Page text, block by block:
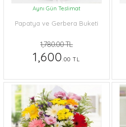
Aynı Gün Teslimat
Papatya ve Gerbera Buketi
1,780.00 TL
1,600.00 TL